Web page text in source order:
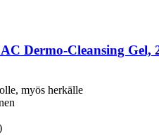
Dermo-​Cleansing Gel,
myös herkälle